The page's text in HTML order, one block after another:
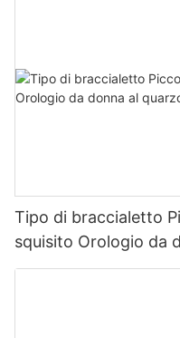
Tipo di braccialetto
squisito Orologio da
orologio d'oro